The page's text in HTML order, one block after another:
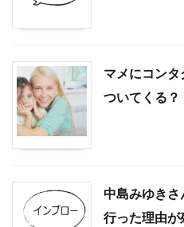
マメにコン
ついてくる？
中島みゆき
行った理由が